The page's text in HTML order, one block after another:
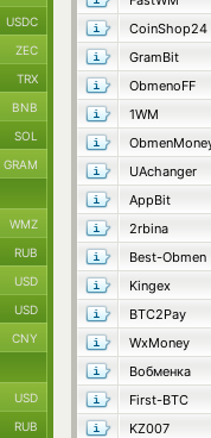
CoinShop24
GramBit
ObmenoFF
1WM
UAchanger
AppBit
2rbina
Best-Obmen
Kingex
BTC2Pay
WxMoney
Вобменка
First-BTC
KZ007
USDC
ZEC
TRX
BNB
SOL
GRAM
WMZ
RUB
USD
USD
CNY
USD
RUB